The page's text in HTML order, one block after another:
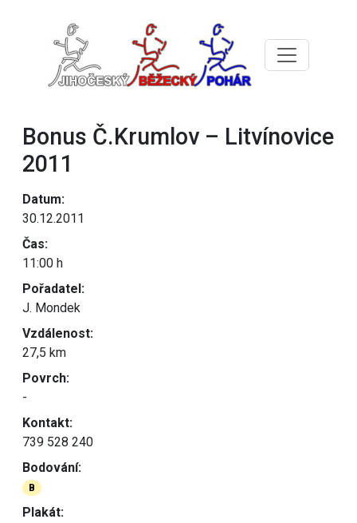
Bonus Č.Krumlov – Litvínovice
2011
Datum:
30.12.2011
Čas:
11:00 h
Pořadatel:
J. Mondek
Vzdálenost:
27,5 km
Povrch:
-
Kontakt:
739 528 240
Bodování:
B
Plakát: